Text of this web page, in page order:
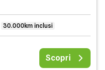
30.000km inclusi
Scopri